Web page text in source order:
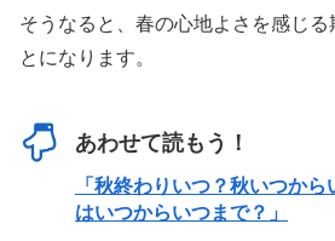
そうなると、春の心地よさを感じる
とになります。
あわせて読もう！
「秋終わりいつ？秋いつか
はいつからいつまで？」